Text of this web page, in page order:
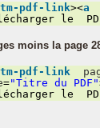
pdf-link><a
le
moins la page
pdf-link
="Titre du PDF"
le